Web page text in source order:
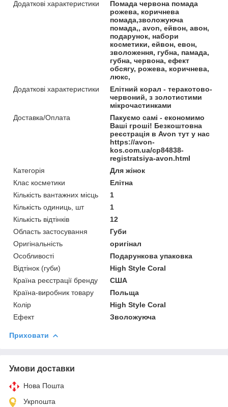
Додаткові характеристики
Помада червона помада
рожева, коричнева
помада,зволожуюча
помада,, avon, ейвон, авон,
подарунок, набори
косметики, ейвон, евон,
зволоження, губна, памада,
губна, червона, ефект
обсягу, рожева, коричнева,
люкс,
Додаткові характеристики
Елітний корал - теракотово-
червоний, з золотистими
мікрочастинками
Доставка/Оплата
Пакуємо самі - економимо
Ваші гроші! Безкоштовна
реєстрація в Avon тут у нас
https://avon-
kos.com.ua/cp84838-
registratsiya-avon.html
Категорія
Для жінок
Клас косметики
Елітна
Кількість вантажних місць
1
Кількість одиниць, шт
1
Кількість відтінків
12
Область застосування
Губи
Оригінальність
оригінал
Особливості
Подарункова упаковка
Відтінок (губи)
High Style Coral
Країна реєстрації бренду
США
Країна-виробник товару
Польща
Колір
High Style Coral
Ефект
Зволожуюча
Приховати
Умови доставки
Нова Пошта
Укрпошта